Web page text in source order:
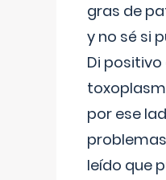
gras de
y no sé si
Di positivo
por ese
leído que